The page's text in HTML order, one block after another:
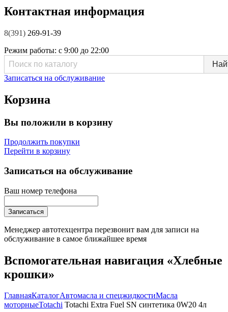
Контактная информация
8(391) 269-91-39
Режим работы: с 9:00 до 22:00
Записаться на обслуживание
Корзина
Вы положили в корзину
Продолжить покупки
Перейти в корзину
Записаться на обслуживание
Ваш номер телефона
Записаться
Менеджер автотехцентра перезвонит вам для записи на
обслуживание в самое ближайшее время
Вспомогательная навигация «Хлебные
крошки»
ГлавнаяКаталогАвтомасла и спецжидкостиМасла
моторныеTotachi Totachi Extra Fuel SN синтетика 0W20 4л